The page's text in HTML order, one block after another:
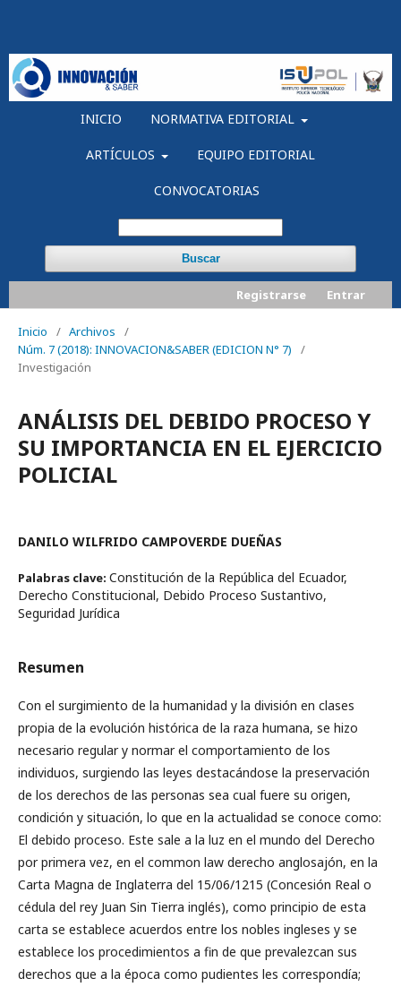
INICIO NORMATIVA EDITORIAL
ARTÍCULOS EQUIPO EDITORIAL
CONVOCATORIAS
Buscar
Registrarse Entrar
Inicio / Archivos
/
Núm. 7 (2018): INNOVACION&SABER (EDICION N° 7)
/
Investigación
ANÁLISIS DEL DEBIDO PROCESO Y
SU IMPORTANCIA EN EL EJERCICIO
POLICIAL
DANILO WILFRIDO CAMPOVERDE DUEÑAS
Palabras clave: Constitución de la República del Ecuador,
Derecho Constitucional, Debido Proceso Sustantivo,
Seguridad Jurídica
Resumen
Con el surgimiento de la humanidad y la división en clases
propia de la evolución histórica de la raza humana, se hizo
necesario regular y normar el comportamiento de los
individuos, surgiendo las leyes destacándose la preservación
de los derechos de las personas sea cual fuere su origen,
condición y situación, lo que en la actualidad se conoce como:
El debido proceso. Este sale a la luz en el mundo del Derecho
por primera vez, en el common law derecho anglosajón, en la
Carta Magna de Inglaterra del 15/06/1215 (Concesión Real o
cédula del rey Juan Sin Tierra inglés), como principio de esta
carta se establece acuerdos entre los nobles ingleses y se
establece los procedimientos a fin de que prevalezcan sus
derechos que a la época como pudientes les correspondía;